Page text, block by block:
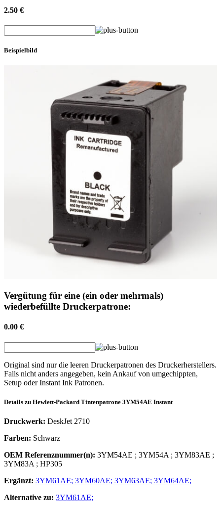
2.50 €
Beispielbild
Vergütung für eine (ein oder mehrmals)
wiederbefüllte Druckerpatrone:
0.00 €
Original sind nur die leeren Druckerpatronen des Druckerherstellers.
Falls nicht anders angegeben, kein Ankauf von umgechippten,
Setup oder Instant Ink Patronen.
Details zu Hewlett-Packard Tintenpatrone 3YM54AE Instant
Druckwerk: DeskJet 2710
Farben: Schwarz
OEM Referenznummer(n): 3YM54AE ; 3YM54A ; 3YM83AE ;
3YM83A ; HP305
Ergänzt: 3YM61AE; 3YM60AE; 3YM63AE; 3YM64AE;
Alternative zu: 3YM61AE;